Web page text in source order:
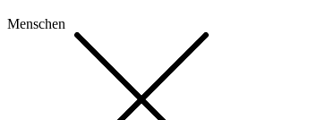
Menschen